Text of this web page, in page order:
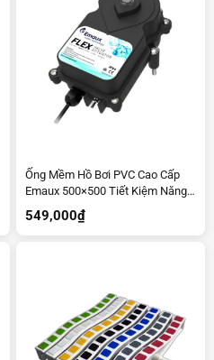
Ống Mềm Hồ Bơi PVC Cao Cấp
Emaux 500×500 Tiết Kiệm Năng
549,000₫